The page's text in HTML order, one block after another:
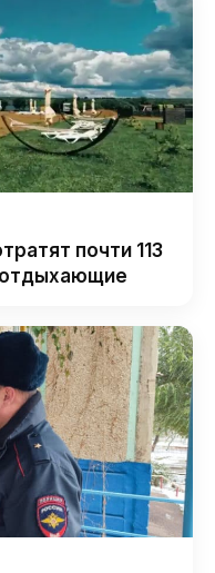
почти 113
отдыхающие